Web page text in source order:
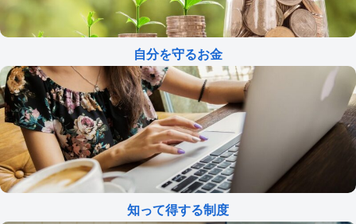
自分を守るお金
知って得する制度